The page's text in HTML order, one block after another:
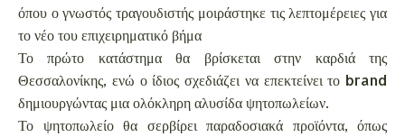
όπου ο γνωστός τραγουδιστής μοιράστηκε τις λεπτομέρειες για
το νέο του επιχειρηματικό βήμα
Το πρώτο κατάστημα θα βρίσκεται στην καρδιά της
Θεσσαλονίκης, ενώ ο ίδιος σχεδιάζει να επεκτείνει το brand
δημιουργώντας μια ολόκληρη αλυσίδα ψητοπωλείων.
Το ψητοπωλείο θα σερβίρει παραδοσιακά προϊόντα, όπως